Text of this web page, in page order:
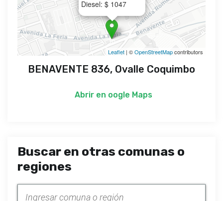
Diesel: $ 1047
Leaflet | ©OpenStreetMapcontributors
BENAVENTE 836, Ovalle Coquimbo
Abrir en oogle Maps
Buscar en otras comunas o
regiones